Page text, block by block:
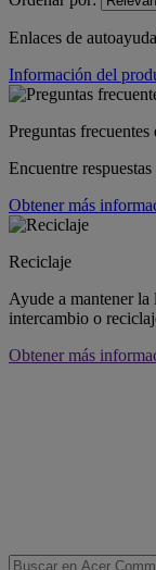
Enlaces de autoayuda
Información del
Preguntas frecuentes
Encuentre
Obtener más
Reciclaje
Ayude a mantener la
intercambio o
Obtener más